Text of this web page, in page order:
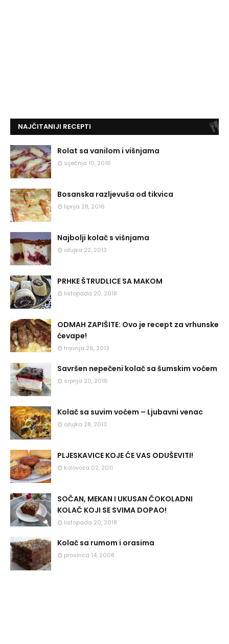
NAJČITANIJI RECEPTI
Rolat sa vanilom i višnjama
siječnja 10, 2016
Bosanska razljevuša od tikvica
lipnja 28, 2016
Najbolji kolač s višnjama
ožujka 22, 2013
PRHKE ŠTRUDLICE SA MAKOM
listopada 20, 2018
ODMAH ZAPIŠITE: Ovo je recept za vrhunske
ćevape!
travnja 26, 2013
Savršen nepečeni kolač sa šumskim voćem
srpnja 20, 2016
Kolač sa suvim voćem – Ljubavni venac
ožujka 28, 2013
PLJESKAVICE KOJE ĆE VAS ODUŠEVITI!
kolovoza 02, 2011
SOČAN, MEKAN I UKUSAN ČOKOLADNI
KOLAČ KOJI SE SVIMA DOPAO!
listopada 20, 2018
Kolač sa rumom i orasima
prosinca 14, 2008